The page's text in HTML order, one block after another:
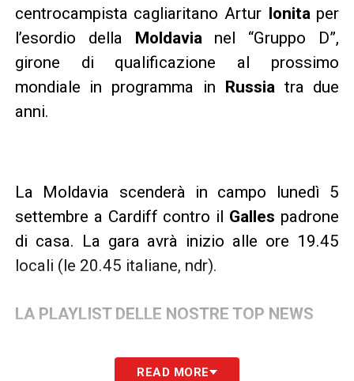
centrocampista cagliaritano Artur Ionitaper
l’esordio della Moldavianel “Gruppo D”,
girone di qualificazione al prossimo
mondiale in programma in Russiatra due
anni.
La Moldavia scenderà in campo lunedì 5
settembre a Cardiff contro il Galles padrone
di casa. La gara avrà inizio alle ore 19.45
locali (le 20.45 italiane, ndr).
LA PLAYLIST DELLE NOSTRE TOP NEWS
READ MORE